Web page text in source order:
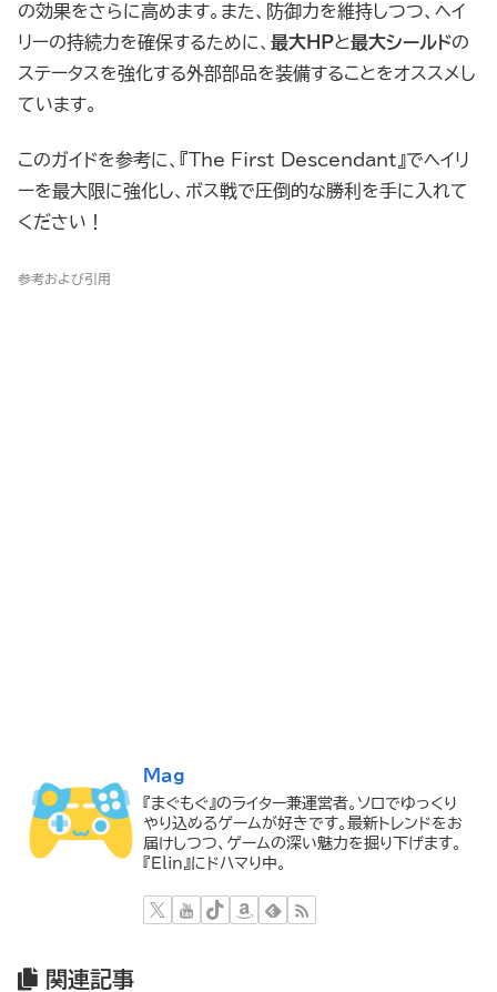
の効果をさらに高めます。また、防御力を維持しつつ、ヘイ
リーの持続力を確保するために、 最大HPと最大シールドの
ステータスを強化する外部部品を装備することをオススメし
ています。
このガイドを参考に、『The First Descendant』でヘイリ
ーを最大限に強化し、ボス戦で圧倒的な勝利を手に入れて
ください！
参考および引用
Mag
『まぐもぐ』のライター兼運営者。ソロでゆっくり
やり込めるゲームが好きです。最新トレンドをお
届けしつつ、ゲームの深い魅力を掘り下げます。
『Elin』にドハマり中。
関連記事